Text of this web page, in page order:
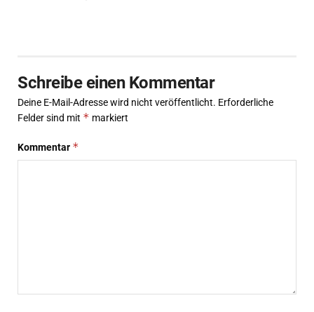
Schreibe einen Kommentar
Deine E-Mail-Adresse wird nicht veröffentlicht. Erforderliche
Felder sind mit * markiert
Kommentar *